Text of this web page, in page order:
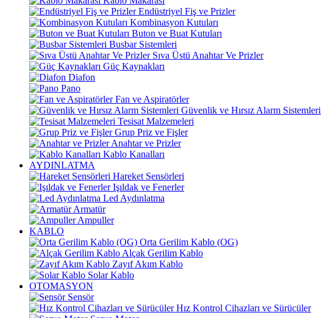
Endüstriyel Fiş ve Prizler
Kombinasyon Kutuları
Buton ve Buat Kutuları
Busbar Sistemleri
Sıva Üstü Anahtar Ve Prizler
Güç Kaynakları
Diafon
Pano
Fan ve Aspiratörler
Güvenlik ve Hırsız Alarm Sistemleri
Tesisat Malzemeleri
Grup Priz ve Fişler
Anahtar ve Prizler
Kablo Kanalları
AYDINLATMA
Hareket Sensörleri
Işıldak ve Fenerler
Led Aydınlatma
Armatür
Ampuller
KABLO
Orta Gerilim Kablo (OG)
Alçak Gerilim Kablo
Zayıf Akım Kablo
Solar Kablo
OTOMASYON
Sensör
Hız Kontrol Cihazları ve Sürücüler